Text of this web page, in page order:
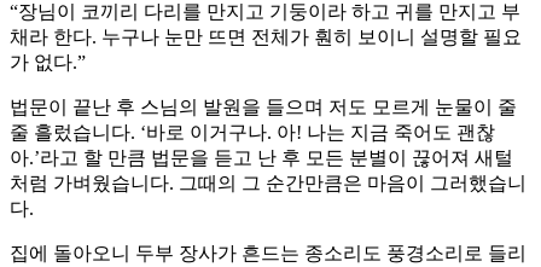
“장님이 코끼리 다리를 만지고 기둥이라 하고 귀를 만지고 부
채라 한다. 누구나 눈만 뜨면 전체가 훤히 보이니 설명할 필요
가 없다.”
법문이 끝난 후 스님의 발원을 들으며 저도 모르게 눈물이 줄
줄 흘렀습니다. ‘바로 이거구나. 아! 나는 지금 죽어도 괜찮
아.’라고 할 만큼 법문을 듣고 난 후 모든 분별이 끊어져 새털
처럼 가벼웠습니다. 그때의 그 순간만큼은 마음이 그러했습니
다.
집에 돌아오니 두부 장사가 흔드는 종소리도 풍경소리로 들리